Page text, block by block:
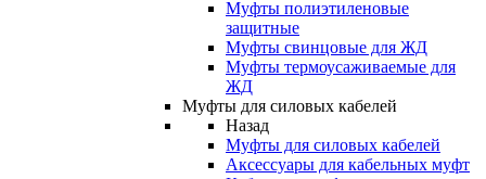
Муфты полиэтиленовые
защитные
Муфты свинцовые для ЖД
Муфты термоусаживаемые для
ЖД
Муфты для силовых кабелей
Назад
Муфты для силовых кабелей
Аксессуары для кабельных муфт